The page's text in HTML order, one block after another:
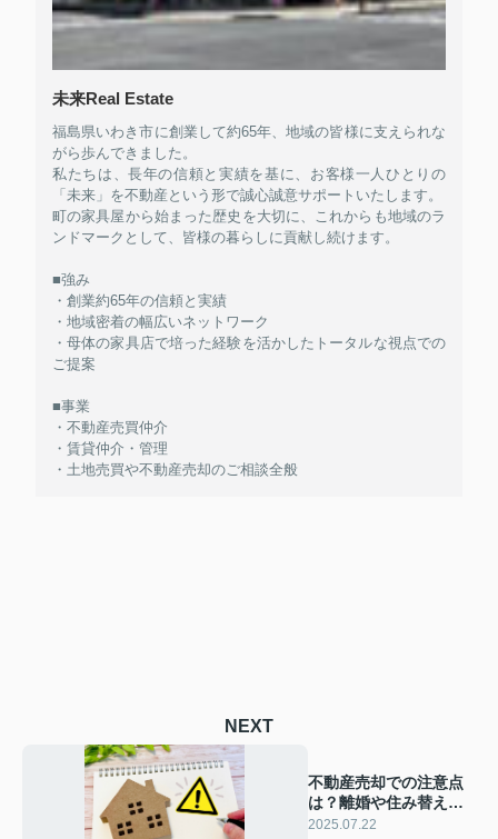
未来Real Estate
福島県いわき市に創業して約65年、地域の皆様に支えられな
がら歩んできました。
私たちは、長年の信頼と実績を基に、お客様一人ひとりの
「未来」を不動産という形で誠心誠意サポートいたします。
町の家具屋から始まった歴史を大切に、これからも地域のラ
ンドマークとして、皆様の暮らしに貢献し続けます。
■強み
・創業約65年の信頼と実績
・地域密着の幅広いネットワーク
・母体の家具店で培った経験を活かしたトータルな視点での
ご提案
■事業
・不動産売買仲介
・賃貸仲介・管理
・土地売買や不動産売却のご相談全般
NEXT
不動産売却での注意点
は？離婚や住み替えな
ど理由別に解説
2025.07.22